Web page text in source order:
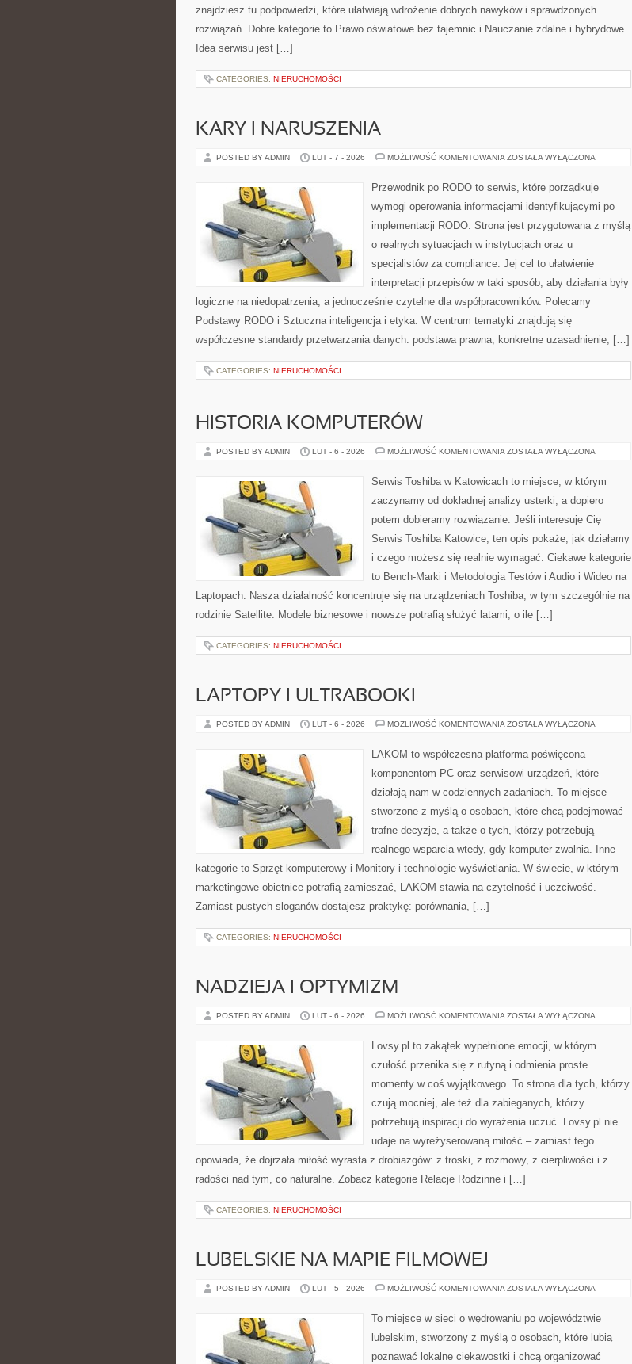
znajdziesz tu podpowiedzi, które ułatwiają wdrożenie dobrych nawyków i sprawdzonych
rozwiązań. Dobre kategorie to Prawo oświatowe bez tajemnic i Nauczanie zdalne i hybrydowe.
Idea serwisu jest […]
CATEGORIES: NIERUCHOMOŚCI
KARY I NARUSZENIA
POSTED BY ADMIN LUT - 7 - 2026 MOŻLIWOŚĆ KOMENTOWANIA KARY
ZOSTAŁA WYŁĄCZONA
Przewodnik po RODO to serwis, które porządkuje
wymogi operowania informacjami identyfikującymi po
implementacji RODO. Strona jest przygotowana z myślą
o realnych sytuacjach w instytucjach oraz u
specjalistów za compliance. Jej cel to ułatwienie
interpretacji przepisów w taki sposób, aby działania były
logiczne na niedopatrzenia, a jednocześnie czytelne dla współpracowników. Polecamy
Podstawy RODO i Sztuczna inteligencja i etyka. W centrum tematyki znajdują się
współczesne standardy przetwarzania danych: podstawa prawna, konkretne uzasadnienie, […]
CATEGORIES: NIERUCHOMOŚCI
HISTORIA KOMPUTERÓW
POSTED BY ADMIN LUT - 6 - 2026 MOŻLIWOŚĆ KOMENTOWANIA HISTORIA
ZOSTAŁA WYŁĄCZONA
Serwis Toshiba w Katowicach to miejsce, w którym
zaczynamy od dokładnej analizy usterki, a dopiero
potem dobieramy rozwiązanie. Jeśli interesuje Cię
Serwis Toshiba Katowice, ten opis pokaże, jak działamy
i czego możesz się realnie wymagać. Ciekawe kategorie
to Bench-Marki i Metodologia Testów i Audio i Wideo na
Laptopach. Nasza działalność koncentruje się na urządzeniach Toshiba, w tym szczególnie na
rodzinie Satellite. Modele biznesowe i nowsze potrafią służyć latami, o ile […]
CATEGORIES: NIERUCHOMOŚCI
LAPTOPY I ULTRABOOKI
POSTED BY ADMIN LUT - 6 - 2026 MOŻLIWOŚĆ KOMENTOWANIA LAPTOPY
ZOSTAŁA WYŁĄCZONA
LAKOM to współczesna platforma poświęcona
komponentom PC oraz serwisowi urządzeń, które
działają nam w codziennych zadaniach. To miejsce
stworzone z myślą o osobach, które chcą podejmować
trafne decyzje, a także o tych, którzy potrzebują
realnego wsparcia wtedy, gdy komputer zwalnia. Inne
kategorie to Sprzęt komputerowy i Monitory i technologie wyświetlania. W świecie, w którym
marketingowe obietnice potrafią zamieszać, LAKOM stawia na czytelność i uczciwość.
Zamiast pustych sloganów dostajesz praktykę: porównania, […]
CATEGORIES: NIERUCHOMOŚCI
NADZIEJA I OPTYMIZM
POSTED BY ADMIN LUT - 6 - 2026 MOŻLIWOŚĆ KOMENTOWANIA NADZIEJA
ZOSTAŁA WYŁĄCZONA
Lovsy.pl to zakątek wypełnione emocji, w którym
czułość przenika się z rutyną i odmienia proste
momenty w coś wyjątkowego. To strona dla tych, którzy
czują mocniej, ale też dla zabieganych, którzy
potrzebują inspiracji do wyrażenia uczuć. Lovsy.pl nie
udaje na wyreżyserowaną miłość – zamiast tego
opowiada, że dojrzała miłość wyrasta z drobiazgów: z troski, z rozmowy, z cierpliwości i z
radości nad tym, co naturalne. Zobacz kategorie Relacje Rodzinne i […]
CATEGORIES: NIERUCHOMOŚCI
LUBELSKIE NA MAPIE FILMOWEJ
POSTED BY ADMIN LUT - 5 - 2026 MOŻLIWOŚĆ KOMENTOWANIA LUBELSKIE
FILMOWEJ
ZOSTAŁA WYŁĄCZONA
To miejsce w sieci o wędrowaniu po województwie
lubelskim, stworzony z myślą o osobach, które lubią
poznawać lokalne ciekawostki i chcą organizować